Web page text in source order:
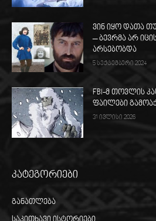
ვინ იყო დათა
– ბევრმა არ
არსებობდა
5 სექტემბერი 2024
FBI-მ თოვლის
ფაილები
31 ივლისი 2026
კატეგორიები
განათლება